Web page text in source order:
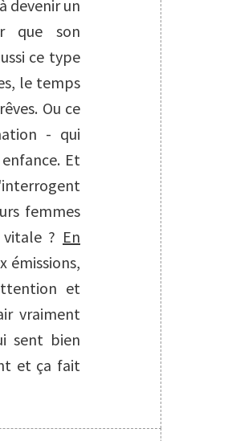
devenir un
que son
ce type
le temps
Ou ce
- qui
Et
femmes
? En
émissions,
et
vraiment
sent bien
et ça fait